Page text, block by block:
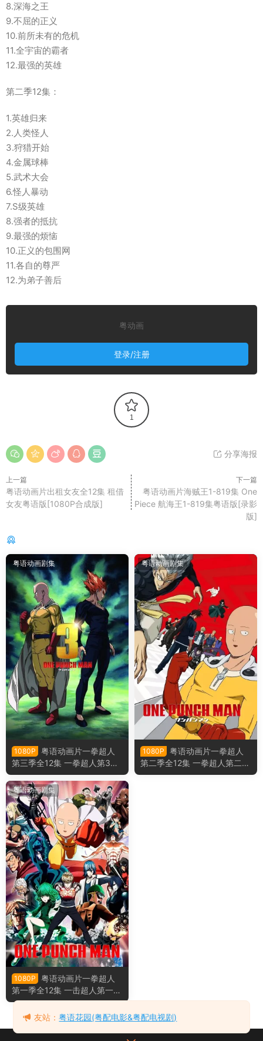
8.深海之王
9.不屈的正义
10.前所未有的危机
11.全宇宙的霸者
12.最强的英雄
第二季12集：
1.英雄归来
2.人类怪人
3.狩猎开始
4.金属球棒
5.武术大会
6.怪人暴动
7.S级英雄
8.强者的抵抗
9.最强的烦恼
10.正义的包围网
11.各自的尊严
12.为弟子善后
粤动画
登录/注册
1
分享海报
上一篇
粤语动画片出租女友全12集 租借
女友粤语版[1080P合成版]
下一篇
粤语动画片海贼王1-819集 One
Piece 航海王1-819集粤语版[录影
版]
粤语动画剧集
1080P
粤语动画片一拳超人
第三季全12集 一拳超人第3季
粤语版
粤语动画剧集
1080P
粤语动画片一拳超人
第二季全12集 一拳超人第二季
粤语版[台标版]
粤语动画剧集
1080P
粤语动画片一拳超人
第一季全12集 一击超人第一季
粤语版[台标版]
友站：粤语花园(粤配电影&粤配电视剧)